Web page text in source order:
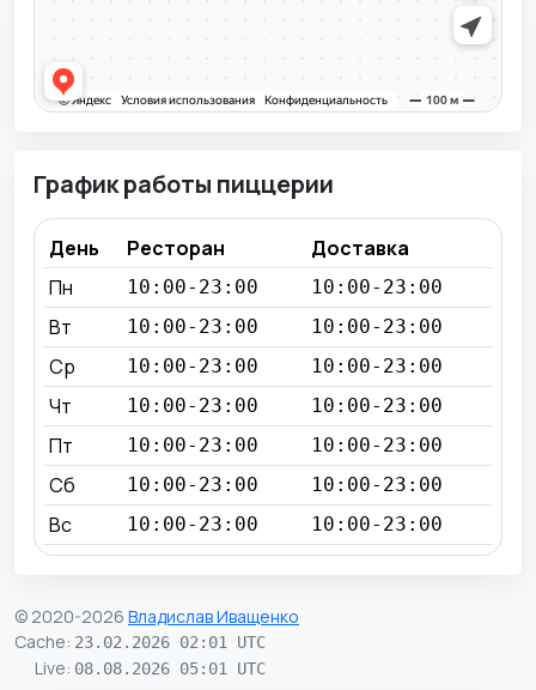
График работы пиццерии
День Ресторан
Доставка
Пн
10:00-23:00 10:00-23:00
Вт 10:00-23:00 10:00-23:00
Ср 10:00-23:00 10:00-23:00
Чт 10:00-23:00 10:00-23:00
Пт 10:00-23:00 10:00-23:00
Сб 10:00-23:00 10:00-23:00
Вс 10:00-23:00 10:00-23:00
© 2020-2026 Владислав Иващенко
Cache: 23.02.2026 02:01 UTC
Live: 08.08.2026 05:01 UTC